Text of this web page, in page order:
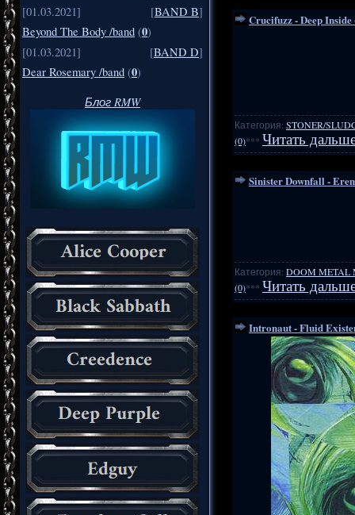
[01.03.2021]
[BAND B]
Beyond The Body /band (0)
[01.03.2021]
[BAND D]
Dear Rosemary /band (0)
Блог RMW
Crucifuzz - Deep Inside
Категория: STONER/
(0)*** Читать
Sinister Downfall -
Категория: DOOM METAL
(0)*** Читать
Intronaut - Fluid